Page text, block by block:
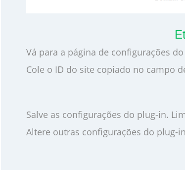
Vá para a página de configurações
Cole o ID do site copiado no campo
Salve as configurações do plug-in.
Altere outras configurações do plug-